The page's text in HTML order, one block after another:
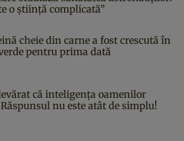
o știință complicată”
cheie din carne a fost crescută în
pentru prima dată
că inteligența oamenilor
Răspunsul nu este atât de simplu!